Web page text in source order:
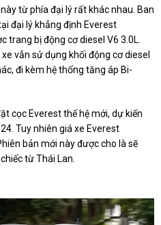
từ phía đại lý rất khác nhau. Ban
đại lý khẳng định Everest
trang bị động cơ diesel V6 3.0L.
vẫn sử dụng khối động cơ diesel
đi kèm hệ thống tăng áp Bi-
cọc Everest thế hệ mới, dự kiến
Tuy nhiên giá xe Everest
bản mới này được cho là sẽ
từ Thái Lan.